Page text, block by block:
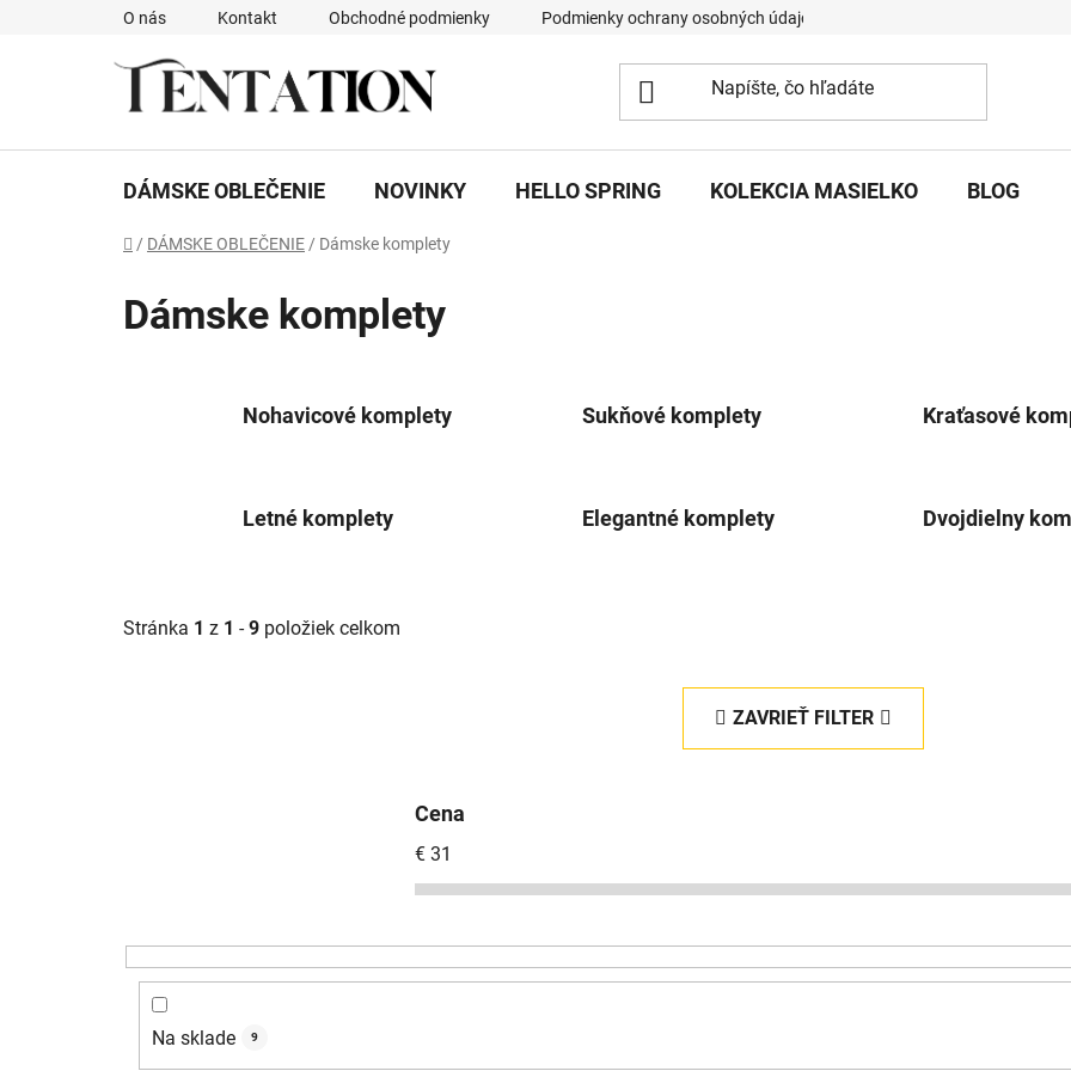
O nás Kontakt Obchodné podmienky Podmienky ochrany osobných údajov
DÁMSKE OBLEČENIE NOVINKY HELLO SPRING KOLEKCIA MASIELKO BLOG
Domov
/ DÁMSKE OBLEČENIE / Dámske komplety
Dámske komplety
Nohavicové komplety Sukňové komplety Kraťasové
Letné komplety Elegantné komplety Dvojdielny
Stránka 1 z 1 -9 položiek celkom
ZAVRIEŤ FILTER
Cena
€ 31
Na sklade 9